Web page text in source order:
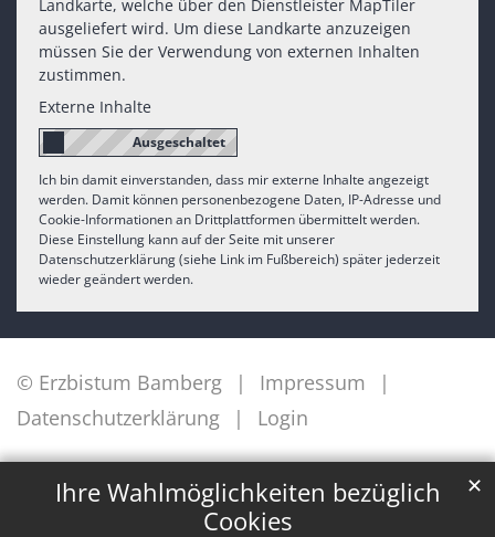
Ihre Wahlmöglichkeiten bezüglich
Cookies
✕
Landkarte, welche über den Dienstleister MapTiler
ausgeliefert wird. Um diese Landkarte anzuzeigen
müssen Sie der Verwendung von externen Inhalten
zustimmen.
Externe Inhalte
Ich bin damit einverstanden, dass mir externe Inhalte angezeigt
werden. Damit können personenbezogene Daten, IP-Adresse und
Cookie-Informationen an Drittplattformen übermittelt werden.
Diese Einstellung kann auf der Seite mit unserer
Datenschutzerklärung (siehe Link im Fußbereich) später jederzeit
wieder geändert werden.
© Erzbistum Bamberg
Impressum
Datenschutzerklärung
Login